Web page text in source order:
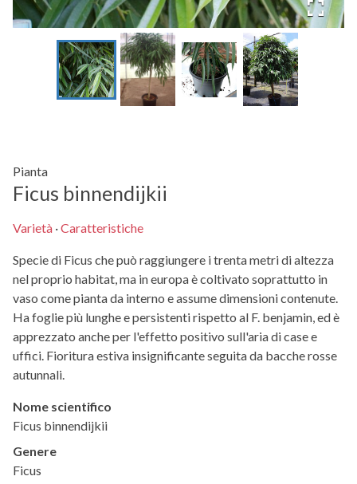
Pianta
Ficus binnendijkii
Varietà ·Caratteristiche
Specie di Ficus che può raggiungere i trenta metri di altezza
nel proprio habitat, ma in europa è coltivato soprattutto in
vaso come pianta da interno e assume dimensioni contenute.
Ha foglie più lunghe e persistenti rispetto al F. benjamin, ed è
apprezzato anche per l'effetto positivo sull'aria di case e
uffici. Fioritura estiva insignificante seguita da bacche rosse
autunnali.
Nome scientifico
Ficus binnendijkii
Genere
Ficus